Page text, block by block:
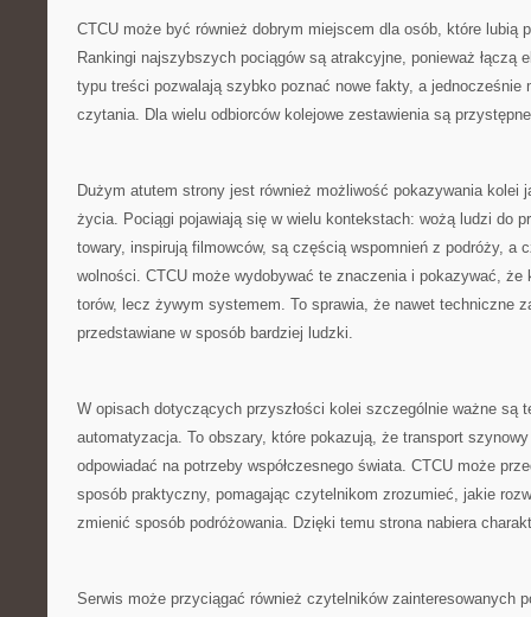
CTCU może być również dobrym miejscem dla osób, które lubią
Rankingi najszybszych pociągów są atrakcyjne, ponieważ łączą
typu treści pozwalają szybko poznać nowe fakty, a jednocześnie
czytania. Dla wielu odbiorców kolejowe zestawienia są
Dużym atutem strony jest również możliwość pokazywania kolei
życia. Pociągi pojawiają się w wielu kontekstach: wożą ludzi do
towary, inspirują filmowców, są częścią wspomnień z podróży, a
wolności. CTCU może wydobywać te znaczenia i pokazywać,
torów, lecz żywym systemem. To sprawia, że nawet techniczne
przedstawiane w sposób bardziej ludzki.
W opisach dotyczących przyszłości kolei szczególnie ważne są
automatyzacja. To obszary, które pokazują, że transport
odpowiadać na potrzeby współczesnego świata. CTCU może
sposób praktyczny, pomagając czytelnikom zrozumieć, jakie
zmienić sposób podróżowania. Dzięki temu strona nabiera
Serwis może przyciągać również czytelników zainteresowanych